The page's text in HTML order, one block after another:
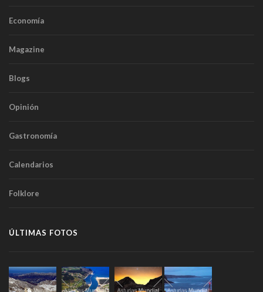
Economía
Magazine
Blogs
Opinión
Gastronomía
Calendarios
Folklore
ÚLTIMAS FOTOS